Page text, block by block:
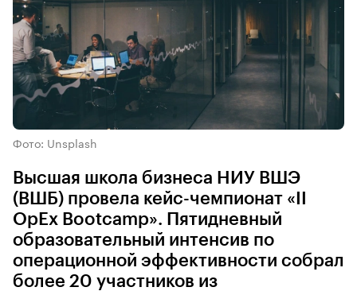
Фото: Unsplash
Высшая школа бизнеса НИУ ВШЭ
(ВШБ) провела кейс-чемпионат «II
OpEx Bootcamp». Пятидневный
образовательный интенсив по
операционной эффективности собрал
более 20 участников из